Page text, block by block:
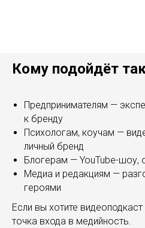
Кому подойдёт
Предпринимателям —
к бренду
Психологам, коучам —
личный бренд
Блогерам — YouTube-шоу,
Медиа и редакциям —
героями
Если вы хотите
точка входа в медийность.